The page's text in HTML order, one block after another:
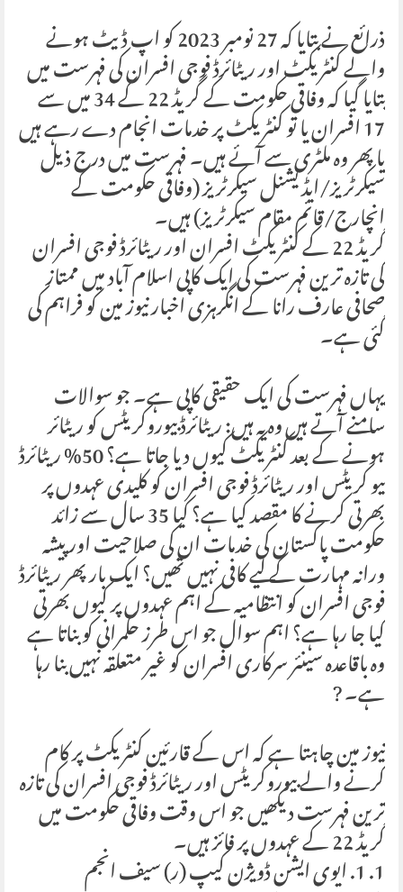
ذرائع نے بتایا کہ 27 نومبر 2023 کو اپ ڈیٹ ہونے
والے کنٹریکٹ اور ریٹائرڈ فوجی افسران کی فہرست میں
بتایا گیا کہ وفاقی حکومت کے گریڈ 22 کے 34 میں سے
17 افسران یا تو کنٹریکٹ پر خدمات انجام دے رہے ہیں
یا پھر وہ ملٹری سے آئے ہیں۔ فہرست میں درج ذیل
سیکرٹریز/ایڈیشنل سیکرٹریز (وفاقی حکومت کے
انچارج/قائم مقام سیکرٹریز) ہیں۔
گریڈ 22 کے کنٹریکٹ افسران اور ریٹائرڈ فوجی افسران
کی تازہ ترین فہرست کی ایک کاپی اسلام آباد میں ممتاز
صحافی عارف رانا کے انگرہزی اخبار نیوز مین کو فراہم کی
گئی ہے۔
یہاں فہرست کی ایک حقیقی کاپی ہے۔ جو سوالات
سامنے آتے ہیں وہ یہ ہیں: ریٹائرڈ بیوروکریٹس کو ریٹائر
ہونے کے بعد کنٹریکٹ کیوں دیا جاتا ہے؟ 50% ریٹائرڈ
بیو کریٹس اور ریٹائرڈ فوجی افسران کو کلیدی عہدوں پر
بھرتی کرنے کا مقصد کیا ہے؟ کیا 35 سال سے زائد
حکومت پاکستان کی خدمات ان کی صلاحیت اور پیشہ
ورانہ مہارت کے لیے کافی نہیں تھیں؟ ایک بار پھر ریٹائرڈ
فوجی افسران کو انتظامیہ کے اہم عہدوں پر کیوں بھرتی
کیا جا رہا ہے؟ اہم سوال جو اس طرز حکمرانی کو بناتا ہے
وہ باقاعدہ سینئر سرکاری افسران کو غیر متعلقہ نہیں بنا رہا
ہے۔ ?
نیوز مین چاہتا ہے کہ اس کے قارئین کنٹریکٹ پر کام
کرنے والے بیوروکریٹس اور ریٹائرڈ فوجی افسران کی تازہ
ترین فہرست دیکھیں جو اس وقت وفاقی حکومت میں
گریڈ 22 کے عہدوں پر فائز ہیں۔
1. 1. ایوی ایشن ڈویژن کیپ (ر) سیف انجم